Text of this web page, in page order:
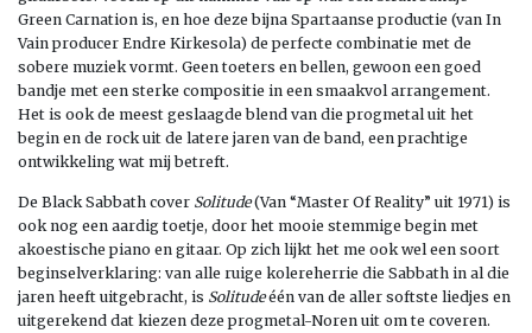
Green Carnation is, en hoe deze bijna Spartaanse productie (van In
Vain producer Endre Kirkesola) de perfecte combinatie met de
sobere muziek vormt. Geen toeters en bellen, gewoon een goed
bandje met een sterke compositie in een smaakvol arrangement.
Het is ook de meest geslaagde blend van die progmetal uit het
begin en de rock uit de latere jaren van de band, een prachtige
ontwikkeling wat mij betreft.
De Black Sabbath cover Solitude(Van “Master Of Reality” uit 1971) is
ook nog een aardig toetje, door het mooie stemmige begin met
akoestische piano en gitaar. Op zich lijkt het me ook wel een soort
beginselverklaring: van alle ruige kolereherrie die Sabbath in al die
jaren heeft uitgebracht, is Solitudeéén van de aller softste liedjes en
uitgerekend dat kiezen deze progmetal-Noren uit om te coveren.